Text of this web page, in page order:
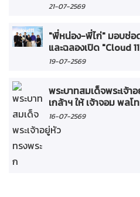
21-07-2569
"พี่หน่อง-พี่ไก่" มอบช่อ
และฉลองเปิด "Cloud
19-07-2569
พระบาทสมเด็จพระเจ้า
เกล้าฯ ให้ เจ้าจอม พล
16-07-2569